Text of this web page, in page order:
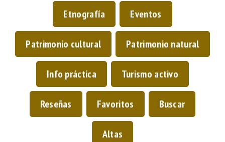
Etnografía Eventos
Patrimonio cultural Patrimonio natural
Info práctica Turismo activo
Reseñas Favoritos Buscar
Altas